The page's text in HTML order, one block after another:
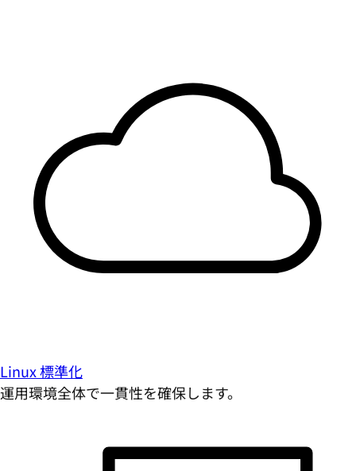
Linux 標準化
運用環境全体で一貫性を確保します。